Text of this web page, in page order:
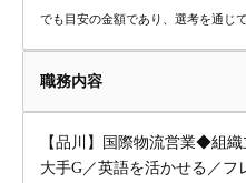
でも目安の金額であり、選考を通じ
職務内容
【品川】国際物流営業◆組
大手G／英語を活かせる／フ